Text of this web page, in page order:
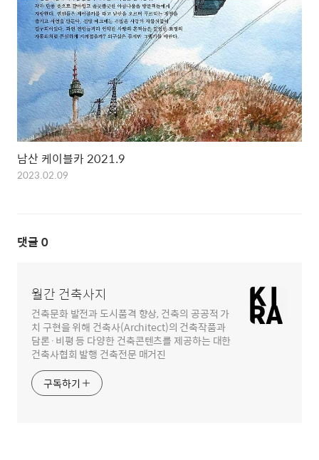
남산 케이블카 2021.9
2023.02.09
댓글 0
월간 건축사지
건축문화 발전과 도시품격 향상, 건축의 공공적 가
치 구현을 위해 건축사(Architect)의 건축작품과
담론·비평 등 다양한 건축콘텐츠를 제공하는 대한
건축사협회 발행 건축전문 매거진
구독하기